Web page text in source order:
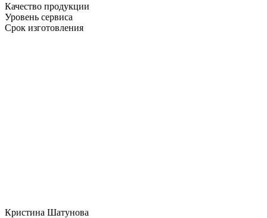
Качество продукции
Уровень сервиса
Срок изготовления
Кристина Шатунова